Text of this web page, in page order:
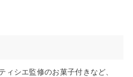
ィシエ監修のお菓子付きなど、